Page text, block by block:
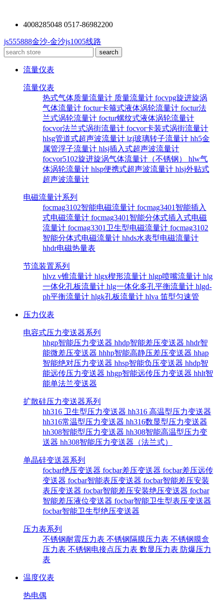
4008285048 0517-86982200
js555888金沙-金沙js1005线路
流量仪表
流量仪表
热式气体质量流量计 质量流量计 focvpg旋进旋涡
气体流量计 foctur卡箍式液体涡轮流量计 foctur法
兰式涡轮流量计 foctur螺纹式液体涡轮流量计
focvor法兰式涡街流量计 focvor卡装式涡街流量计
hlsg管道式超声波流量计 lzj玻璃转子流量计 hh5金
属管浮子流量计 hlsj插入式超声波流量计
focvor5102旋进旋涡气体流量计（不锈钢） hlw气
体涡轮流量计 hlsp便携式超声波流量计 hlsj外贴式
超声波流量计
电磁流量计系列
focmag3102智能电磁流量计 focmag3401智能插入
式电磁流量计 focmag3401智能分体式插入式电磁
流量计 focmag3301卫生型电磁流量计 focmag3102
智能分体式电磁流量计 hhds水表型电磁流量计
hhdr电磁热量表
节流装置系列
hlvz v锥流量计 hlgx楔形流量计 hlgp喷嘴流量计 hlg
一体化孔板流量计 hlg一体化多孔平衡流量计 hlgd-
ph平衡流量计 hlgk孔板流量计 hlva 笛型匀速管
压力仪表
电容式压力变送器系列
hhgp智能压力变送器 hhdp智能差压变送器 hhdr智
能微差压变送器 hhhp智能高静压差压变送器 hhap
智能绝对压力变送器 hhsp智能负压变送器 hhdp智
能远传压力变送器 hhgp智能远传压力变送器 hhlt智
能单法兰变送器
扩散硅压力变送器系列
hh316 卫生型压力变送器 hh316 高温型压力变送器
hh316常温型压力变送器 hh316数显型压力变送器
hh308智能型压力变送器 hh308智能高温型压力变
送器 hh308智能压力变送器（法兰式）
单晶硅变送器系列
focbar绝压变送器 focbar差压变送器 focbar差压远传
变送器 focbar智能表压变送器 focbar智能差压安装
表压变送器 focbar智能差压安装绝压变送器 focbar
智能差压液位变送器 focbar智能卫生型表压变送器
focbar智能卫生型绝压变送器
压力表系列
不锈钢耐震压力表 不锈钢隔膜压力表 不锈钢膜盒
压力表 不锈钢电接点压力表 数显压力表 防爆压力
表
温度仪表
热电偶